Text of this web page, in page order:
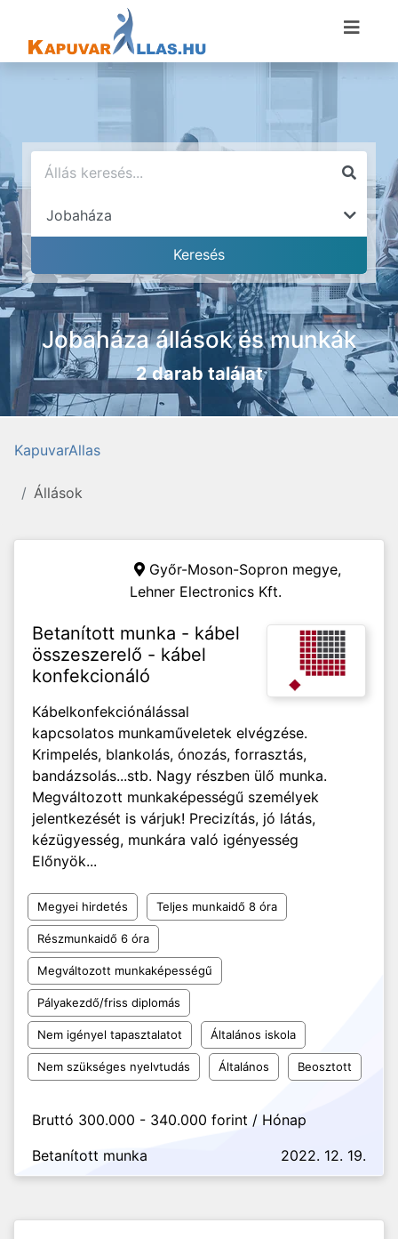
Jobaháza állások és munkák
2 darab találat
KapuvarAllas
Állások
Győr-Moson-Sopron megye,
Lehner Electronics Kft.
Betanított munka - kábel
összeszerelő - kábel
konfekcionáló
Kábelkonfekciónálással
kapcsolatos munkaműveletek elvégzése.
Krimpelés, blankolás, ónozás, forrasztás,
bandázsolás...stb. Nagy részben ülő munka.
Megváltozott munkaképességű személyek
jelentkezését is várjuk! Precizítás, jó látás,
kézügyesség, munkára való igényesség
Előnyök...
Megyei hirdetés Teljes munkaidő 8 óra
Részmunkaidő 6 óra
Megváltozott munkaképességű
Pályakezdő/friss diplomás
Nem igényel tapasztalatot Általános iskola
Nem szükséges nyelvtudás Általános Beosztott
Bruttó 300.000 - 340.000 forint / Hónap
Betanított munka
2022. 12. 19.